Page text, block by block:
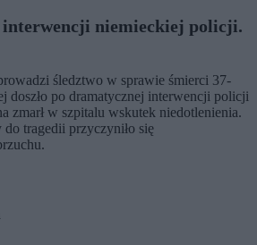
interwencji niemieckiej policji.
śledztwo w sprawie śmierci 37-
doszło po dramatycznej interwencji policji
zmarł w szpitalu wskutek niedotlenienia.
tragedii przyczyniło się